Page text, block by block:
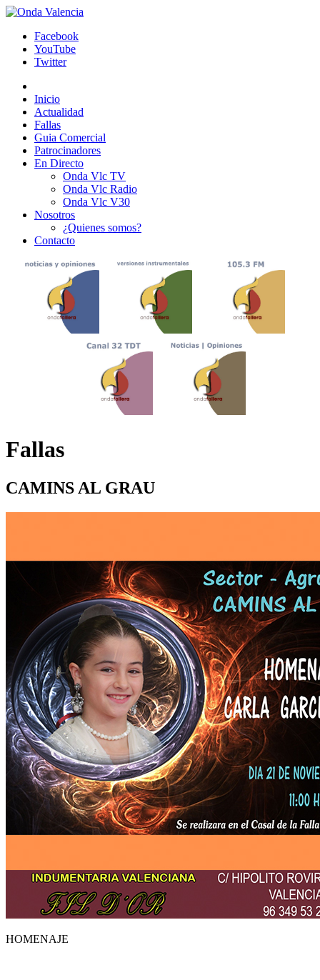
Facebook
YouTube
Twitter
Inicio
Actualidad
Fallas
Guia Comercial
Patrocinadores
En Directo
Onda Vlc TV
Onda Vlc Radio
Onda Vlc V30
Nosotros
¿Quienes somos?
Contacto
Fallas
CAMINS AL GRAU
HOMENAJE